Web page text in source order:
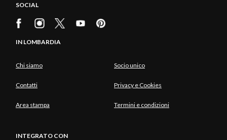
SOCIAL
IN LOMBARDIA
Chi siamo Socio unico
Contatti Privacy e Cookies
Area stampa Termini e condizioni
INTEGRATO CON